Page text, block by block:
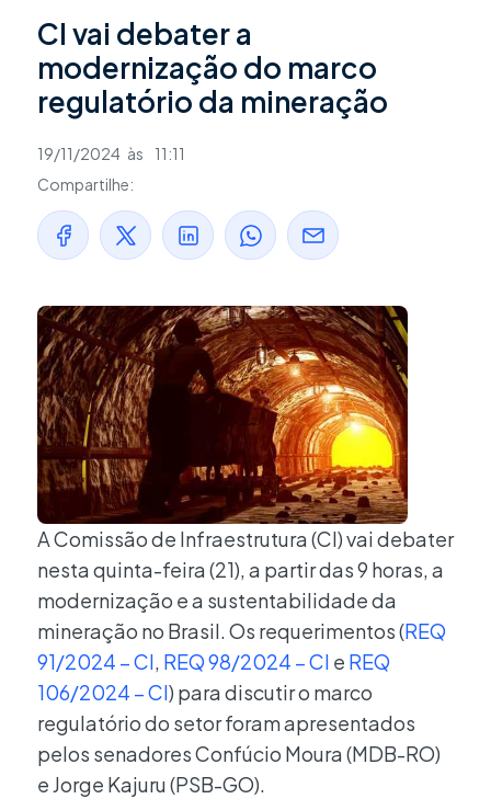
CI vai debater a
modernização do marco
regulatório da mineração
19/11/2024 às
11:11
Compartilhe:
A Comissão de Infraestrutura (CI) vai debater
nesta quinta-feira (21), a partir das 9 horas, a
modernização e a sustentabilidade da
mineração no Brasil. Os requerimentos (REQ
91/2024 – CI, REQ 98/2024 – CI e REQ
106/2024 – CI) para discutir o marco
regulatório do setor foram apresentados
pelos senadores Confúcio Moura (MDB-RO)
e Jorge Kajuru (PSB-GO).